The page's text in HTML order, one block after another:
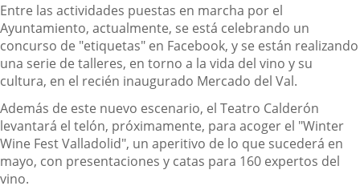
Entre las actividades puestas en marcha por el
Ayuntamiento, actualmente, se está celebrando un
concurso de "etiquetas" en Facebook, y se están realizando
una serie de talleres, en torno a la vida del vino y su
cultura, en el recién inaugurado Mercado del Val.
Además de este nuevo escenario, el Teatro Calderón
levantará el telón, próximamente, para acoger el "Winter
Wine Fest Valladolid", un aperitivo de lo que sucederá en
mayo, con presentaciones y catas para 160 expertos del
vino.